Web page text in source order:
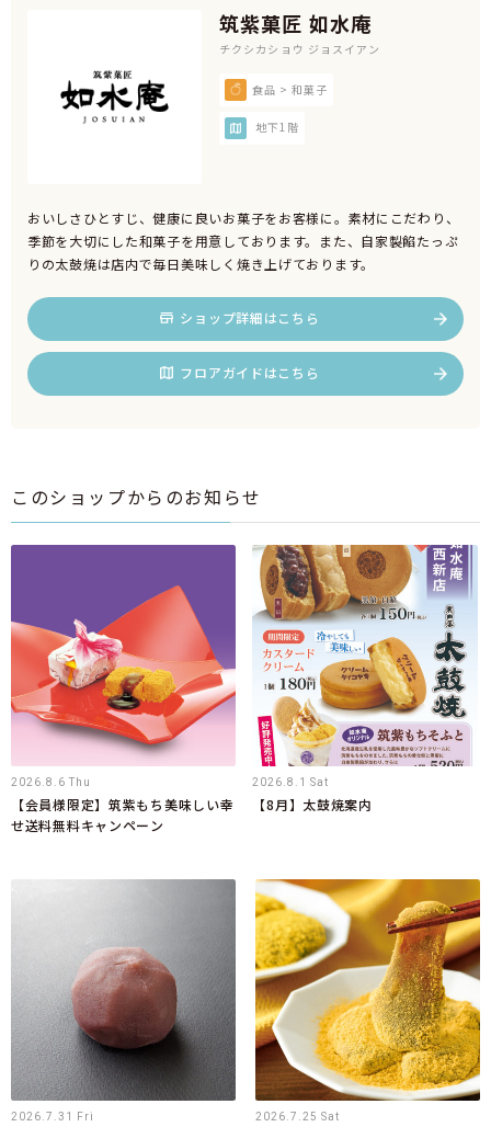
筑紫菓匠 如水庵
チクシカショウ ジョスイアン
食品 > 和菓子
地下1階
おいしさひとすじ、健康に良いお菓子をお客様に。素材にこだわり、
季節を大切にした和菓子を用意しております。また、自家製餡たっぷ
りの太鼓焼は店内で毎日美味しく焼き上げております。
ショップ詳細はこちら
フロアガイドはこちら
このショップからのお知らせ
2026.8.6 Thu
【会員様限定】筑紫もち美味しい幸
せ送料無料キャンペーン
2026.8.1 Sat
【8月】太鼓焼案内
2026.7.31 Fri 2026.7.25 Sat